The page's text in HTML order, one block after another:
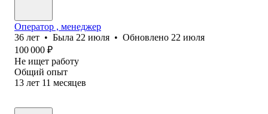
Оператор , менеджер
36 лет • Была 22 июля • Обновлено 22 июля
100 000 ₽
Не ищет работу
Общий опыт
13 лет 11 месяцев